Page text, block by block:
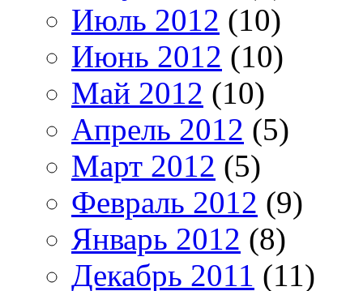
Июль 2012 (10)
Июнь 2012 (10)
Май 2012 (10)
Апрель 2012 (5)
Март 2012 (5)
Февраль 2012 (9)
Январь 2012 (8)
Декабрь 2011 (11)